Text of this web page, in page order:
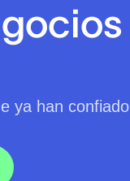
ya han confiado